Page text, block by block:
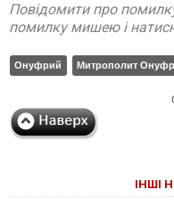
Повідомити про
помилку мишею і
Онуфрий Митрополит
ІНШІ